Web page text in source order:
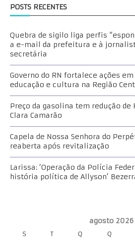
POSTS RECENTES
Quebra de sigilo liga perfis
a e-mail da prefeitura e à
secretária
Governo do RN fortalece ações
educação e cultura na Região
Preço da gasolina tem redução
Clara Camarão
Capela de Nossa Senhora do
reaberta após revitalização
Larissa: ‘Operação da Polícia
história política de Allyson’
agosto 2026
S T Q Q